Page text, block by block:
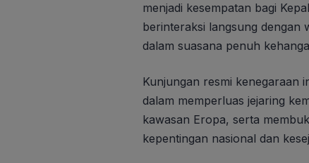
menjadi kesempatan bagi
berinteraksi langsung dengan
dalam suasana penuh
Kunjungan resmi kenegaraan
dalam memperluas jejaring
kawasan Eropa, serta
kepentingan nasional dan